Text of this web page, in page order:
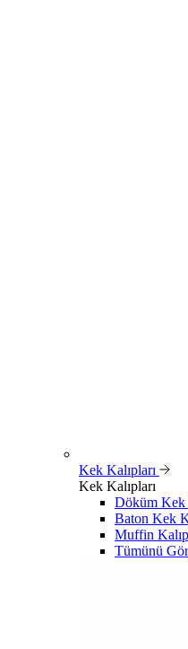
Kek Kalıpları
Kek Kalıpları
Döküm Kek
Baton Kek
Muffin
Tümünü Gör